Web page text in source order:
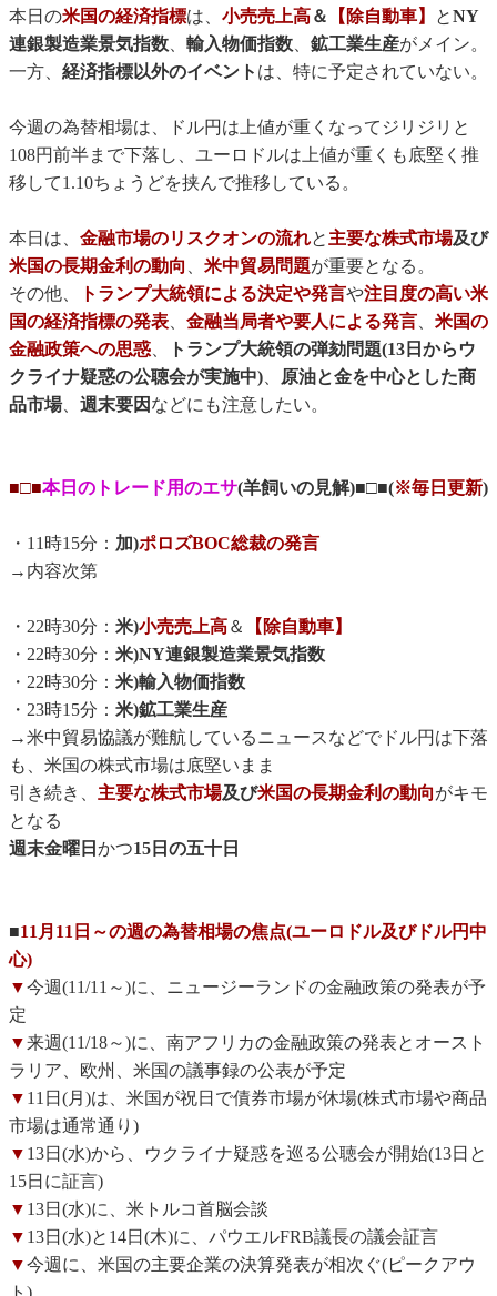
本日の米国の経済指標は、 小売売上高＆ 【除自動車】 とNY
連銀製造業景気指数、 輸入物価指数、 鉱工業生産がメイン。
一方、 経済指標以外のイベント は、特に予定されていない。
今週の為替相場は、ドル円は上値が重くなってジリジリと
108円前半まで下落し、ユーロドルは上値が重くも底堅く推
移して1.10ちょうどを挟んで推移している。
本日は、 金融市場のリスクオンの流れと主要な株式市場及び
米国の長期金利の動向 、 米中貿易問題が重要となる。
その他、
トランプ大統領による決定や発言や注目度の高い米
国の経済指標の発表、 金融当局者や要人による発言、 米国の
金融政策への思惑、
トランプ大統領の弾劾問題(13日からウ
クライナ疑惑の公聴会が実施中)、 原油と金を中心とした商
品市場、 週末要因 などにも注意したい。
■□■本日のトレード用のエサ(羊飼いの見解)■□■(※毎日更新)
・11時15分： 加)ポロズBOC総裁の発言
→内容次第
・22時30分： 米)小売売上高＆
【除自動車】
・22時30分： 米)NY連銀製造業景気指数
・22時30分： 米)輸入物価指数
・23時15分： 米)鉱工業生産
→米中貿易協議が難航しているニュースなどでドル円は下落
も、米国の株式市場は底堅いまま
引き続き、 主要な株式市場及び米国の長期金利の動向がキモ
となる
週末金曜日 かつ15日の五十日
■11月11日～の週の為替相場の焦点(ユーロドル及びドル円中
心)
▼今週(11/11～)に、ニュージーランドの金融政策の発表が予
定
▼来週(11/18～)に、南アフリカの金融政策の発表とオースト
ラリア、欧州、米国の議事録の公表が予定
▼ 11日(月)は、米国が祝日で債券市場が休場(株式市場や商品
市場は通常通り)
▼ 13日(水)から、ウクライナ疑惑を巡る公聴会が開始(13日と
15日に証言)
▼ 13日(水)に、米トルコ首脳会談
▼ 13日(水)と14日(木)に、パウエルFRB議長の議会証言
▼今週に、米国の主要企業の決算発表が相次ぐ(ピークアウ